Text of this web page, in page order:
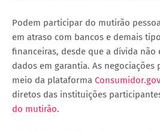
Podem participar do mutirão
em atraso com bancos e demais
financeiras, desde que a dívida não
dados em garantia. As
meio da plataforma
diretos das instituições
do mutirão.